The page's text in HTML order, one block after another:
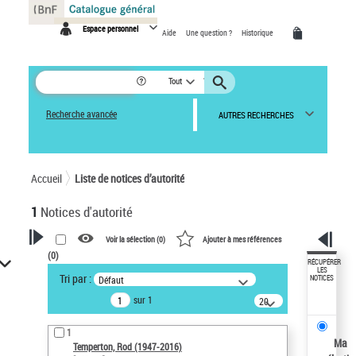
Espace personnel Aide Une question ? Historique
Tout
Recherche avancée AUTRES RECHERCHES
Accueil Liste de notices d’autorité
1 Notices d'autorité
VOTRE RECHERCHE
Recherche avancée dans les
notices d’autorité
Œuvres liées à l'auteur :
Temperton, Rod (1947-2016)
Voir la sélection (0) Ajouter à mes références
(0)
Tri par : Défaut
sur 1
20
résultats/page
1
Temperton, Rod (1947-2016)
RÉCUPÉRER
LES
NOTICES
Ma
Panneau de gestion des cookies